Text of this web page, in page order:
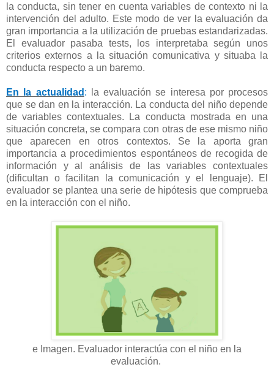
la conducta, sin tener en cuenta variables de contexto ni la
intervención del adulto. Este modo de ver la evaluación da
gran importancia a la utilización de pruebas estandarizadas.
El evaluador pasaba tests, los interpretaba según unos
criterios externos a la situación comunicativa y situaba la
conducta respecto a un baremo.
En la actualidad : la evaluación se interesa por procesos
que se dan en la interacción. La conducta del niño depende
de variables contextuales. La conducta mostrada en una
situación concreta, se compara con otras de ese mismo niño
que aparecen en otros contextos. Se la aporta gran
importancia a procedimientos espontáneos de recogida de
información y al análisis de las variables contextuales
(dificultan o facilitan la comunicación y el lenguaje). El
evaluador se plantea una serie de hipótesis que comprueba
en la interacción con el niño.
e Imagen. Evaluador interactúa con el niño en la
evaluación.